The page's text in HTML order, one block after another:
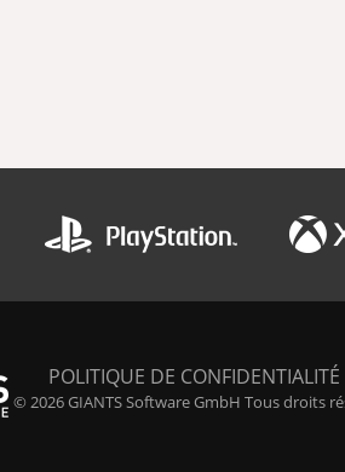
POLITIQUE DE CONFIDENTIALITÉ
© 2026 GIANTS Software GmbH Tous droits